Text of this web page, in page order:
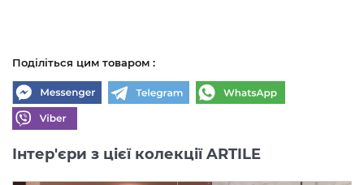
Поділіться цим товаром :
Інтер'єри з цієї колекції ARTILE